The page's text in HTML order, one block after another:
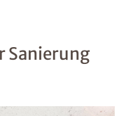
Sanierung